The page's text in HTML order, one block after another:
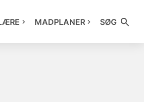
MADPLANER SØG